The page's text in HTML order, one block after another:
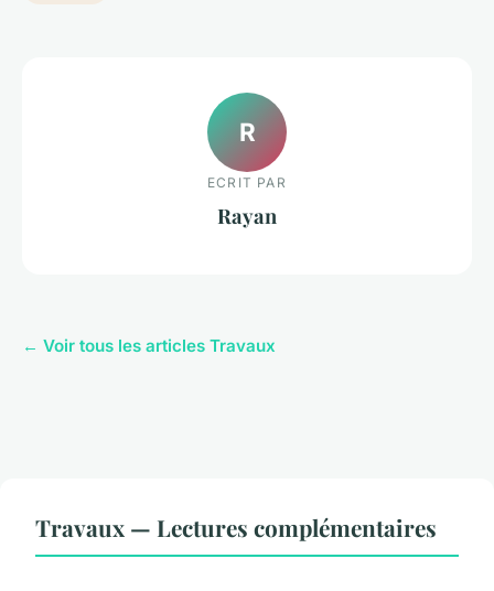
R
ECRIT PAR
Rayan
← Voir tous les articles Travaux
Travaux — Lectures complémentaires